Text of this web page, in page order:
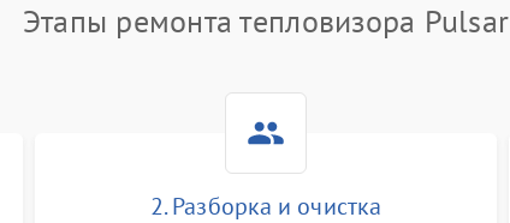
Этапы ремонта тепловизора Pulsar
2. Разборка и очистка